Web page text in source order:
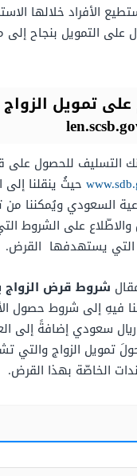
الأفراد خلالها
على التمويل بنجاح إلى
على تمويل
التسليف للحصول على
حيثُ ينقلنا
السعودي ويُمكننا
على الشروط
التي يستهدفها القرض.
فيهِ إلى شروط حصول
60 ألف ريال سعودي إضافةً
تمويل الزواج والتي
الخاصّة بهذا القرض.